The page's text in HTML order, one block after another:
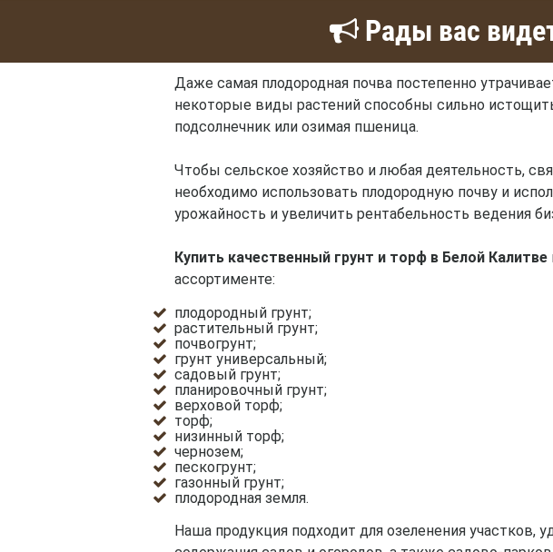
Рады вас
Даже самая плодородная почва постепенно
некоторые виды растений способны сильно
подсолнечник или озимая пшеница.
Чтобы сельское хозяйство и любая деятельность,
необходимо использовать плодородную почву и
урожайность и увеличить рентабельность ведения
Купить качественный грунт и торф в Белой Калитве
ассортименте:
плодородный грунт;
растительный грунт;
почвогрунт;
грунт универсальный;
садовый грунт;
планировочный грунт;
верховой торф;
торф;
низинный торф;
чернозем;
пескогрунт;
газонный грунт;
плодородная земля.
Наша продукция подходит для озеленения